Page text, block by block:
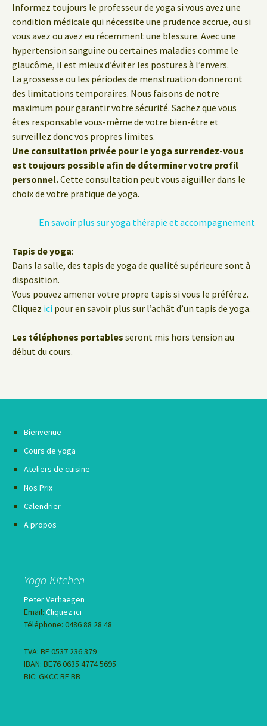
Informez toujours le professeur de yoga si vous avez une
condition médicale qui nécessite une prudence accrue, ou si
vous avez ou avez eu récemment une blessure. Avec une
hypertension sanguine ou certaines maladies comme le
glaucôme, il est mieux d’éviter les postures à l’envers.
La grossesse ou les périodes de menstruation donneront
des limitations temporaires. Nous faisons de notre
maximum pour garantir votre sécurité. Sachez que vous
êtes responsable vous-même de votre bien-être et
surveillez donc vos propres limites.
Une consultation privée pour le yoga sur rendez-vous
est toujours possible afin de déterminer votre profil
personnel.Cette consultation peut vous aiguiller dans le
choix de votre pratique de yoga.
En savoir plus sur yoga thérapie et accompagnement
Tapis de yoga:
Dans la salle, des tapis de yoga de qualité supérieure sont à
disposition.
Vous pouvez amener votre propre tapis si vous le préférez.
Cliquez ici pour en savoir plus sur l’achât d’un tapis de yoga.
Les téléphones portables seront mis hors tension au
début du cours.
Bienvenue
Cours de yoga
Ateliers de cuisine
Nos Prix
Calendrier
A propos
Yoga Kitchen
Peter Verhaegen
Email: Cliquez ici
Téléphone: 0486 88 28 48
TVA: BE 0537 236 379
IBAN: BE76 0635 4774 5695
BIC: GKCC BE BB